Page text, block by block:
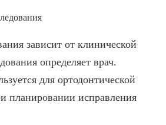
зависит от клинической
определяет врач.
для ортодонтической
планировании исправления